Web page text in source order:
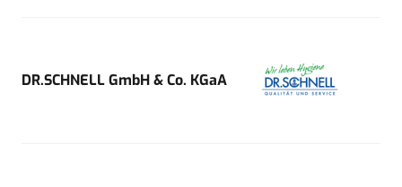
DR.SCHNELL GmbH & Co. KGaA